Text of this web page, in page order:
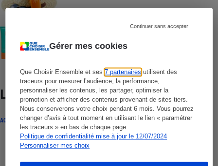
Gérer mes cookies
Que Choisir Ensemble et ses7 partenaires utilisent des
traceurs pour mesurer l’audience, la performance,
personnaliser les contenus, les partager, optimiser la
promotion et afficher des contenus provenant de sites tiers.
Nous conserverons votre choix pendant 6 mois. Vous pourrez
changer d’avis à tout moment en utilisant le lien « paramétrer
les traceurs » en bas de chaque page.
Politique de confidentialité mise à jour le 12/07/2024
Personnaliser mes choix
Continuer sans accepter
Lire aussi
ACTUALITÉ